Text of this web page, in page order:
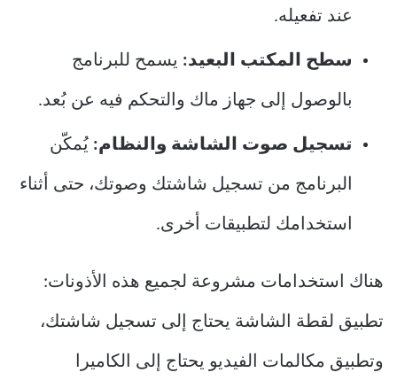
عند تفعيله.
سطح المكتب البعيد: يسمح للبرنامج
بالوصول إلى جهاز ماك والتحكم فيه عن بُعد.
تسجيل صوت الشاشة والنظام: يُمكّن
البرنامج من تسجيل شاشتك وصوتك، حتى أثناء
استخدامك لتطبيقات أخرى.
هناك استخدامات مشروعة لجميع هذه الأذونات:
تطبيق لقطة الشاشة يحتاج إلى تسجيل شاشتك،
وتطبيق مكالمات الفيديو يحتاج إلى الكاميرا